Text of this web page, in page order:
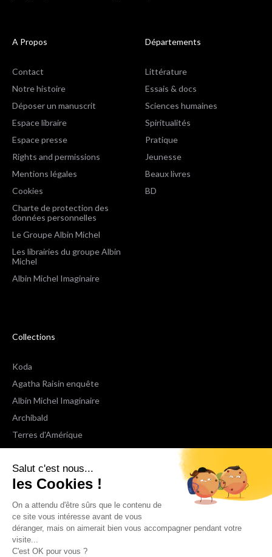
Salut c'est nous...
les Cookies !
On a attendu d'être sûrs que le contenu de
ce site vous intéresse avant de vous
déranger, mais on aimerait bien vous accompagner pendant votre
visite...
C'est OK pour vous ?
A Propos
Contact
Notre histoire
Déposer un manuscrit
Espace libraire
Espace presse
Rights and permissions
Mentions légales
Cookies
Charte de protection des
données personnelles
Le Groupe Albin Michel
Les librairies du groupe Albin
Michel
Albin Michel Imaginaire
Départements
Littérature
Essais & docs
Sciences humaines
Spiritualités
Pratique
Jeunesse
Beaux livres
BD
Collections
Koda
Agatha Raisin enquête
Albin Michel Imaginaire
Archibald
Terres d'Amérique
Espaces Libres Poche
NOX
Wiz
Voir toutes les collections
Nous suivre